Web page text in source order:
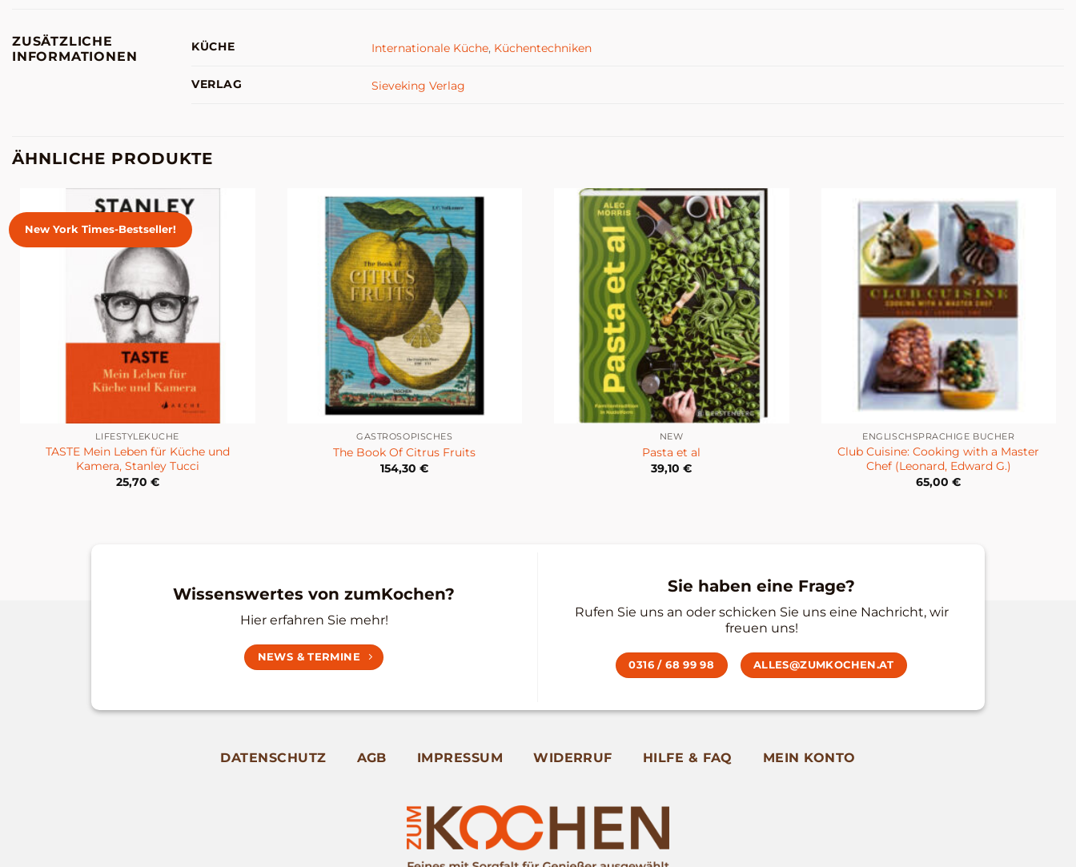
ZUSÄTZLICHE
INFORMATIONEN
KÜCHE Internationale Küche, Küchentechniken
VERLAG Sieveking Verlag
ÄHNLICHE PRODUKTE
New York Times-Bestseller!
LIFESTYLEKÜCHE
TASTE Mein Leben für Küche und
Kamera, Stanley Tucci
25,70 €
GASTROSOPISCHES
The Book Of Citrus Fruits
154,30€
NEW
Pasta et al
39,10€
ENGLISCHSPRACHIGE BÜCHER
Club Cuisine: Cooking with a Master
Chef (Leonard, Edward G.)
65,00€
Wissenswertes von zumKochen?
Hier erfahren Sie mehr!
NEWS & TERMINE
Sie haben eine Frage?
Rufen Sie uns an oder schicken Sie uns eine Nachricht, wir
freuen uns!
0316 / 68 99 98 ALLES@ZUMKOCHEN.AT
DATENSCHUTZ AGB IMPRESSUM WIDERRUF HILFE & FAQ MEIN KONTO